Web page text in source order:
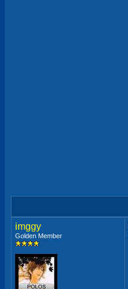
imggy
Golden Member